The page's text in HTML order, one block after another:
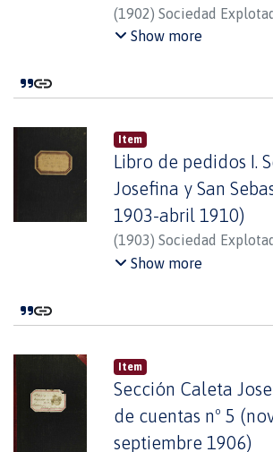
(1902) Sociedad
Fuego
Show more
Item
Libro de pedidos I.
Josefina y San
1903-abril 1910)
(1903) Sociedad
Fuego
Show more
Item
Sección Caleta
de cuentas nº 5
septiembre 1906)